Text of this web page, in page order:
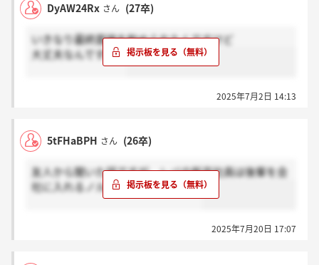
DyAW24Rx さん (27卒)
いきなり最終面接を勧められたんですけど
大丈夫なんですか？
2025年7月2日 14:13
5tFHaBPH さん (26卒)
友人から聞いた話ですが、レバの新卒社員は後輩を会
社に入れるノルマがあるらしいです
2025年7月20日 17:07